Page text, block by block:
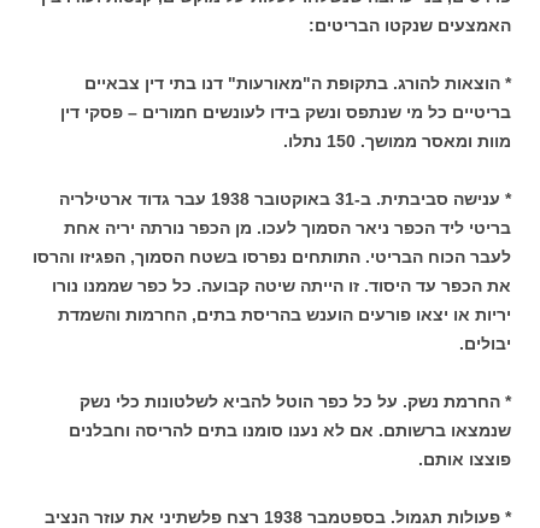
האמצעים שנקטו הבריטים:
* הוצאות להורג. בתקופת ה"מאורעות" דנו בתי דין צבאיים
בריטיים כל מי שנתפס ונשק בידו לעונשים חמורים – פסקי דין
מוות ומאסר ממושך. 150 נתלו.
* ענישה סביבתית. ב-31 באוקטובר 1938 עבר גדוד ארטילריה
בריטי ליד הכפר ניאר הסמוך לעכו. מן הכפר נורתה יריה אחת
לעבר הכוח הבריטי. התותחים נפרסו בשטח הסמוך, הפגיזו והרסו
את הכפר עד היסוד. זו הייתה שיטה קבועה. כל כפר שממנו נורו
יריות או יצאו פורעים הוענש בהריסת בתים, החרמות והשמדת
יבולים.
* החרמת נשק. על כל כפר הוטל להביא לשלטונות כלי נשק
שנמצאו ברשותם. אם לא נענו סומנו בתים להריסה וחבלנים
פוצצו אותם.
* פעולות תגמול. בספטמבר 1938 רצח פלשתיני את עוזר הנציב